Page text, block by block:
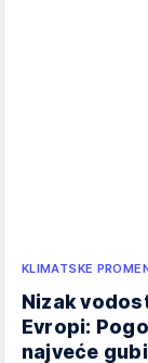
KLIMATSKE
Nizak
Evropi:
najveće